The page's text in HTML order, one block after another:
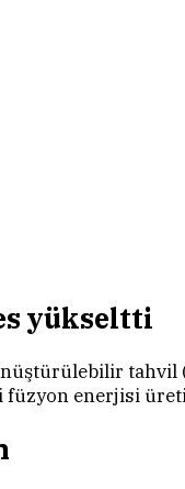
yükseltti
tahvil
enerjisi